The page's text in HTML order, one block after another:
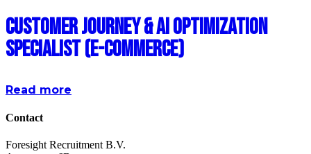
Customer Journey & AI Optimization
Specialist (E-commerce)
Read more
Contact
Foresight Recruitment B.V.